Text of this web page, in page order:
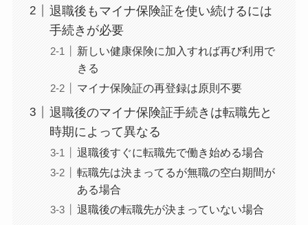
退職後もマイナ保険証を使い続けるには
手続きが必要
新しい健康保険に加入すれば再び利用で
きる
マイナ保険証の再登録は原則不要
退職後のマイナ保険証手続きは転職先と
時期によって異なる
退職後すぐに転職先で働き始める場合
転職先は決まってるが無職の空白期間が
ある場合
退職後の転職先が決まっていない場合